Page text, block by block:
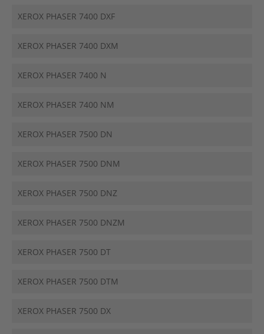
XEROX PHASER 7400 DXF
XEROX PHASER 7400 DXM
XEROX PHASER 7400 N
XEROX PHASER 7400 NM
XEROX PHASER 7500 DN
XEROX PHASER 7500 DNM
XEROX PHASER 7500 DNZ
XEROX PHASER 7500 DNZM
XEROX PHASER 7500 DT
XEROX PHASER 7500 DTM
XEROX PHASER 7500 DX